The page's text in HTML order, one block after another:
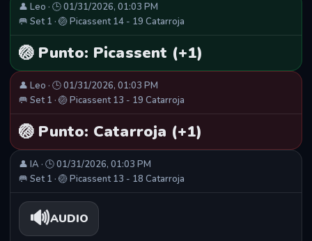
👤 Leo · 🕒 01/31/2026, 01:03 PM
🥅 Set 1 · 🏐 Picassent 14 - 19 Catarroja
🏐 Punto: Picassent (+1)
👤 Leo · 🕒 01/31/2026, 01:03 PM
🥅 Set 1 · 🏐 Picassent 13 - 19 Catarroja
🏐 Punto: Catarroja (+1)
👤 IA · 🕒 01/31/2026, 01:03 PM
🥅 Set 1 · 🏐 Picassent 13 - 18 Catarroja
🔊AUDIO